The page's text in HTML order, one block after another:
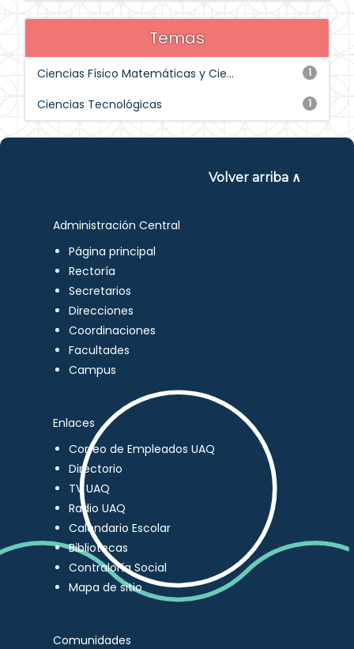
Temas
1
Ciencias Físico Matemáticas y Cie...
1
Ciencias Tecnológicas
Volver arriba ∧
Administración Central
Página principal
Rectoría
Secretarios
Direcciones
Coordinaciones
Facultades
Campus
Enlaces
Correo de Empleados UAQ
Directorio
TV UAQ
Radio UAQ
Calendario Escolar
Bibliotecas
Contraloría Social
Mapa de sitio
Comunidades